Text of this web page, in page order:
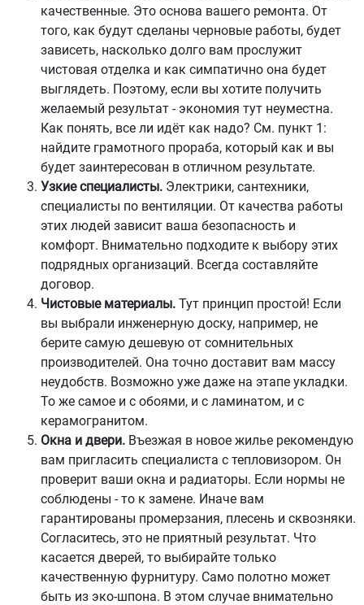
качественные. Это основа вашего ремонта. От
того, как будут сделаны черновые работы, будет
зависеть, насколько долго вам прослужит
чистовая отделка и как симпатично она будет
выглядеть. Поэтому, если вы хотите получить
желаемый результат - экономия тут неуместна.
Как понять, все ли идёт как надо? См. пункт 1:
найдите грамотного прораба, который как и вы
будет заинтересован в отличном результате.
Узкие специалисты. Электрики, сантехники,
специалисты по вентиляции. От качества работы
этих людей зависит ваша безопасность и
комфорт. Внимательно подходите к выбору этих
подрядных организаций. Всегда составляйте
договор.
Чистовые материалы. Тут принцип простой! Если
вы выбрали инженерную доску, например, не
берите самую дешевую от сомнительных
производителей. Она точно доставит вам массу
неудобств. Возможно уже даже на этапе укладки.
То же самое и с обоями, и с ламинатом, и с
керамогранитом.
Окна и двери. Въезжая в новое жилье рекомендую
вам пригласить специалиста с тепловизором. Он
проверит ваши окна и радиаторы. Если нормы не
соблюдены - то к замене. Иначе вам
гарантированы промерзания, плесень и сквозняки.
Согласитесь, это не приятный результат. Что
касается дверей, то выбирайте только
качественную фурнитуру. Само полотно может
быть из эко-шпона. В этом случае внимательно